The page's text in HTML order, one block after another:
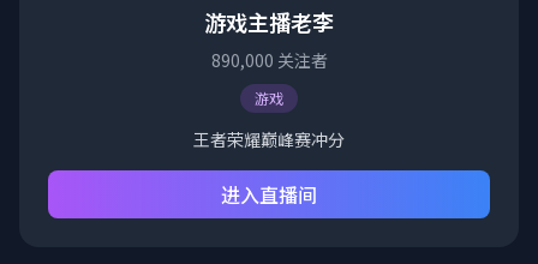
游戏主播老李
890,000 关注者
游戏
王者荣耀巅峰赛冲分
进入直播间